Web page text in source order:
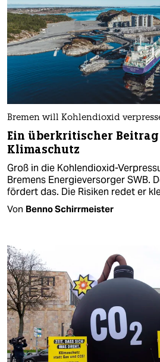
Bremen will Kohlendioxid
Ein überkritischer
Klimaschutz
Groß in die Kohlendioxid-
Bremens Energieversorger SWB.
fördert das. Die Risiken redet er
Von Benno Schirrmeister